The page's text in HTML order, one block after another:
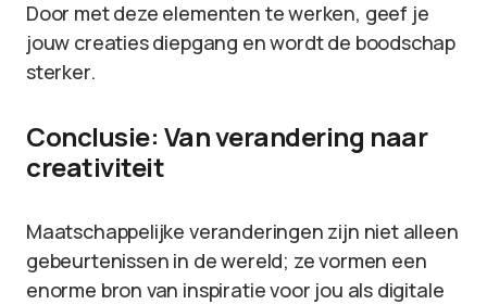
Door met deze elementen te werken, geef je
jouw creaties diepgang en wordt de boodschap
sterker.
Conclusie: Van verandering naar
creativiteit
Maatschappelijke veranderingen zijn niet alleen
gebeurtenissen in de wereld; ze vormen een
enorme bron van inspiratie voor jou als digitale